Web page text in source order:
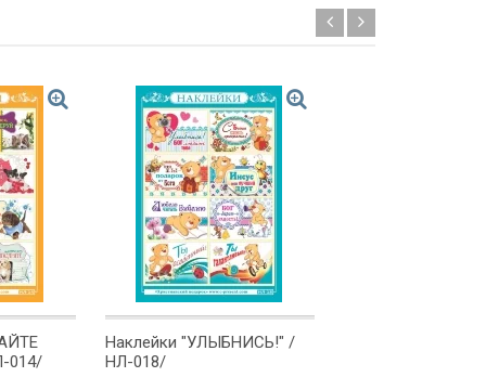
014/
Наклейки "УЛЫБНИСЬ!" /
НЛ-018/